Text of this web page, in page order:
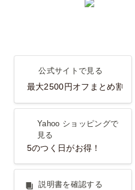
公式サイトで見る
公式サイトで見る
最大2500円オフまとめ割
Yahoo ショッピングで見
Yahoo ショッピングで
見る
5のつく日がお得！
説明書を確認する
説明書を確認する